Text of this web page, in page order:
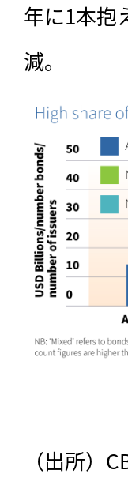
年に1本抱
減。
（出所）